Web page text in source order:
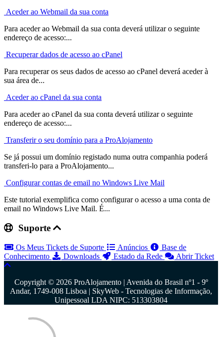
Aceder ao Webmail da sua conta
Para aceder ao Webmail da sua conta deverá utilizar o seguinte
endereço de acesso:...
Recuperar dados de acesso ao cPanel
Para recuperar os seus dados de acesso ao cPanel deverá aceder à
sua área de...
Aceder ao cPanel da sua conta
Para aceder ao cPanel da sua conta deverá utilizar o seguinte
endereço de acesso:...
Transferir o seu domínio para a ProAlojamento
Se já possui um domínio registado numa outra companhia poderá
transferi-lo para a ProAlojamento...
Configurar contas de email no Windows Live Mail
Este tutorial exemplifica como configurar o acesso a uma conta de
email no Windows Live Mail. É...
Suporte
Os Meus Tickets de Suporte Anúncios
Base de
Conhecimento
Downloads Estado da Rede Abrir Ticket
Copyright © 2026 ProAlojamento | Avenida do Brasil nº1 - 9º
Andar, 1749-008 Lisboa | SkyWeb - Tecnologias de Informação,
Unipessoal LDA NIPC: 513303804